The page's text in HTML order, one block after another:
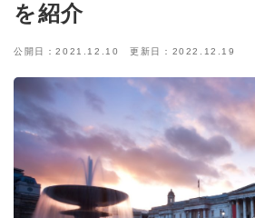
を紹介
公開日：2021.12.10 更新日：2022.12.19